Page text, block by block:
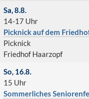
Sa, 8.8.
14-17 Uhr
Picknick auf dem
Picknick
Friedhof Haarzopf
So, 16.8.
15 Uhr
Sommerliches